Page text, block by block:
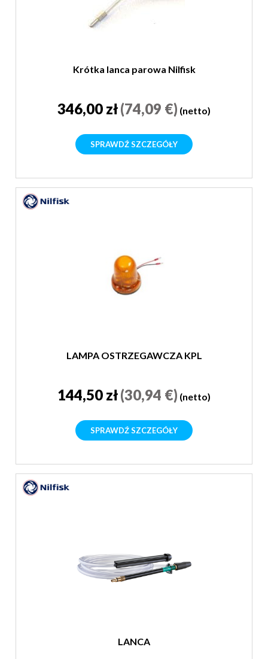
Krótka lanca parowa Nilfisk
346,00 zł(74,09 €) (netto)
SPRAWDŹ SZCZEGÓŁY
LAMPA OSTRZEGAWCZA KPL
144,50 zł(30,94 €) (netto)
SPRAWDŹ SZCZEGÓŁY
LANCA